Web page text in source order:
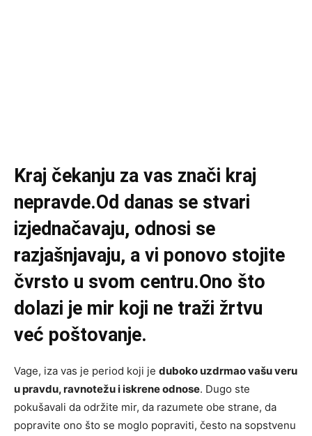
Kraj čekanju za vas znači kraj
nepravde.Od danas se stvari
izjednačavaju, odnosi se
razjašnjavaju, a vi ponovo stojite
čvrsto u svom centru.Ono što
dolazi je mir koji ne traži žrtvu
već poštovanje.
Vage, iza vas je period koji je duboko uzdrmao vašu veru
u pravdu, ravnotežu i iskrene odnose. Dugo ste
pokušavali da održite mir, da razumete obe strane, da
popravite ono što se moglo popraviti, često na sopstvenu